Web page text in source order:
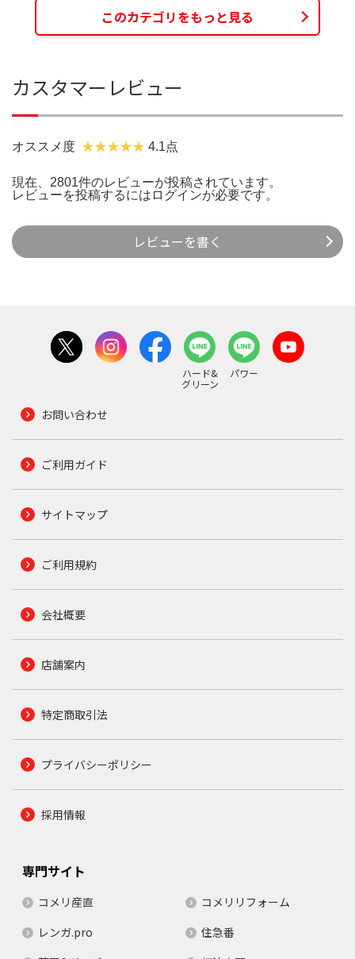
このカテゴリをもっと見る
カスタマーレビュー
オススメ度 4.1点
現在、2801件のレビューが投稿されています。
レビューを投稿するには ログインが必要です。
レビューを書く
ハード&
グリーン
パワー
お問い合わせ
ご利用ガイド
サイトマップ
ご利用規約
会社概要
店舗案内
特定商取引法
プライバシーポリシー
採用情報
専門サイト
コメリ産直
コメリリフォーム
レンガ.pro
住急番